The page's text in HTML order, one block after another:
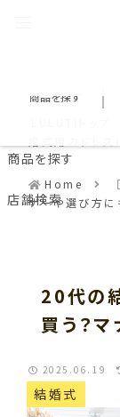
Home
ナーや選び方に
20代の
買う？
結婚式
2025.06.19
商品を探す
商品を探す
店舗検索